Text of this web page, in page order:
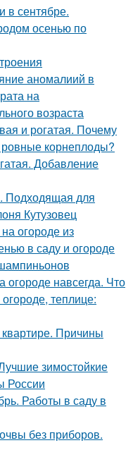
в сентябре.
осенью по
аномалиий в
на
возраста
и рогатая. Почему
ровные корнеплоды?
Добавление
Подходящая для
Кутузовец
огороде из
в саду и огороде
огороде навсегда. Что
теплице:
квартире. Причины
зимостойкие
России
Работы в саду в
без приборов.